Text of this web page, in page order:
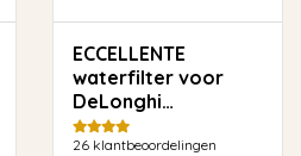
ECCELLENTE
waterfilter voor
DeLonghi
(DLSC002)
26 klantbeoordelingen